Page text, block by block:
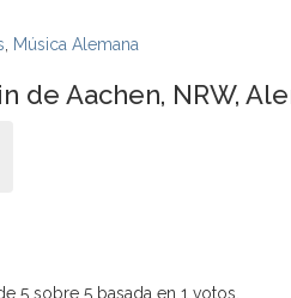
Música Alemana
de Aachen, NRW,
5 sobre 5 basada en 1 votos.